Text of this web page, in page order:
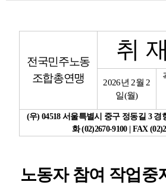
전국민주노동
조합총연맹
취
2026년 2월 2
일(월)
(우) 04518서울특별시 중구 정동길 3 경
화(02)2670-9100 | FAX
노동자 참여 작업중
업무